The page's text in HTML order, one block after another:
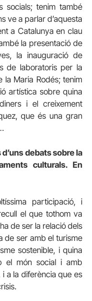
socials; tenim també
ve a parlar d’aquesta
a Catalunya en clau
la presentació de
la inauguració de
de laboratoris per la
la Maria Rodés; tenim
artística sobre quina
i el creixement
que és una gran
debats sobre la
culturals. En
participació, i
el que tothom va
de ser la relació dels
de ser amb el turisme
sostenible, i quina
el món social i amb
i a la diferència que es